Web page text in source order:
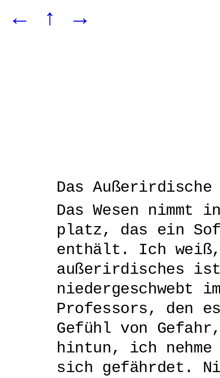
← ↑ →
Das
Das Wesen nimmt
platz, das ein
enthält. Ich
außerirdisches
niedergeschwebt
Professors, den
Gefühl von
hintun, ich
sich gefährdet.